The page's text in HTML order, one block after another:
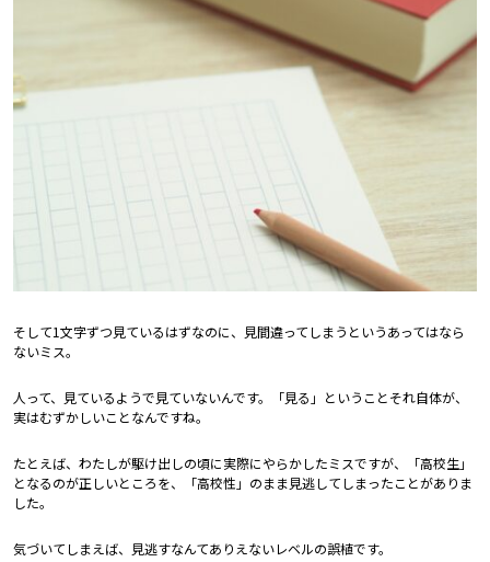
そして1文字ずつ見ているはずなのに、見間違ってしまうというあってはなら
ないミス。
人って、見ているようで見ていないんです。「見る」ということそれ自体が、
実はむずかしいことなんですね。
たとえば、わたしが駆け出しの頃に実際にやらかしたミスですが、「高校生」
となるのが正しいところを、「高校性」のまま見逃してしまったことがありま
した。
気づいてしまえば、見逃すなんてありえないレベルの誤植です。